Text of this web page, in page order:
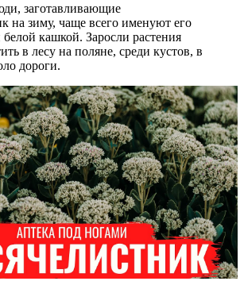
заготавливающие
на зиму, чаще всего именуют его
кашкой. Заросли растения
в лесу на поляне, среди кустов, в
дороги.